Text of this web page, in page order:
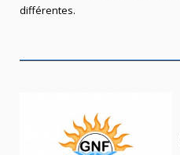
différentes.